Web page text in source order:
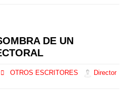
DE UN
OTROS ESCRITORES
Director